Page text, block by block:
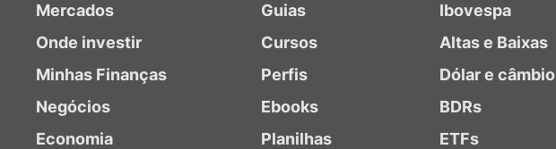
Mercados
Onde investir
Minhas Finanças
Negócios
Economia
Guias
Cursos
Perfis
Ebooks
Planilhas
Ibovespa
Altas e Baixas
Dólar e câmbio
BDRs
ETFs